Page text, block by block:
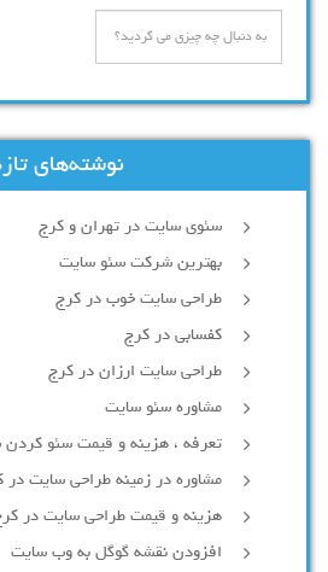
نوشته‌های
سئوی سایت در تهران و کرج
بهترین شرکت سئو سایت
طراحی سایت خوب در کرج
کفسابی در کرج
طراحی سایت ارزان در کرج
مشاوره سئو سایت
تعرفه ، هزینه و قیمت سئو
مشاوره در زمینه طراحی سایت در
هزینه و قیمت طراحی سایت در
افزودن نقشه گوگل به وب سایت